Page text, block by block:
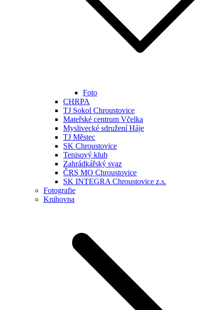
Foto
CHRPA
TJ Sokol Chroustovice
Mateřské centrum Včelka
Myslivecké sdružení Háje
TJ Městec
SK Chroustovice
Tenisový klub
Zahrádkářský svaz
ČRS MO Chroustovice
SK INTEGRA Chroustovice z.s.
Fotografie
Knihovna